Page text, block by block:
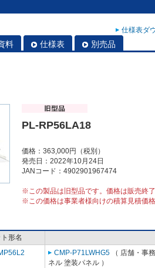
仕様表ダ
料 仕様表 別売品
PL-RP56LA18
価格：363,000円（税別）
発売日：2022年10月24日
JANコード：4902901967474
※この製品は旧型品です。価格は販売終
※この価格は事業者様向けの積算見積価
形名
CMP-P71LWHG5 （ 店舗・事
ネル 塗装パネル ）